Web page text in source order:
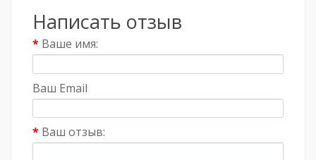
Написать отзыв
Ваше имя:
Ваш Email
Ваш отзыв: